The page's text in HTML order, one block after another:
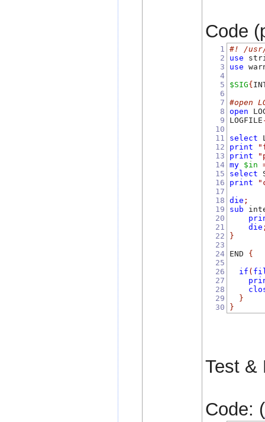
Code
1
2
3
4
5
6
7
8
9
10
11
12
13
14
15
16
17
18
19
20
21
22
23
24
25
26
27
28
29
30
#! /
use
use
$SIG{
#open
open
LOGFILE
select
print
print
my $in
select
print
die ;
sub
die
}
END {
if (
}
}
Test &
Code: (